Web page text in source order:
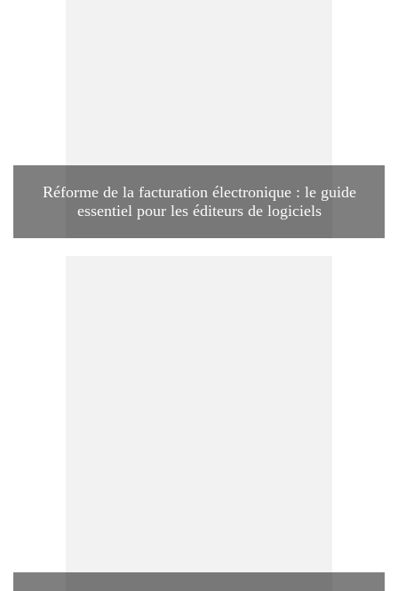
Réforme de la facturation électronique : le guide
essentiel pour les éditeurs de logiciels